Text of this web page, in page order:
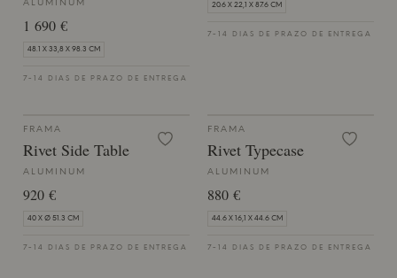
ALUMINUM
1 690 €
48.1 X 33,8 X 98.3 CM
7-14 DIAS DE PRAZO DE ENTREGA
20.6 X 22,1 X 87.6 CM
7-14 DIAS DE PRAZO DE ENTREGA
FRAMA
Rivet Side Table
ALUMINUM
920 €
40 X Ø 51.3 CM
7-14 DIAS DE PRAZO DE ENTREGA
FRAMA
Rivet Typecase
ALUMINUM
880 €
44.6 X 16,1 X 44.6 CM
7-14 DIAS DE PRAZO DE ENTREGA